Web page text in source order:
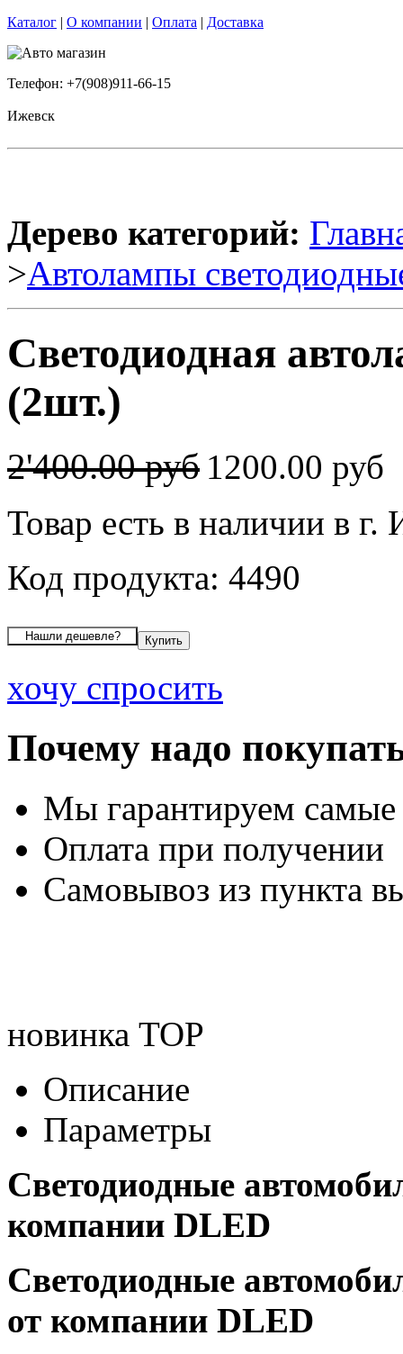
Каталог | О компании | Оплата | Доставка
Телефон: +7(908)911-66-15
Ижевск
Дерево категорий:
>Автолампы
Светодиодная
(2шт.)
2'400.00 руб 1200.00 руб
Товар есть в наличии в г.
Код продукта: 4490
хочу спросить
Почему надо
Мы гарантируем
Оплата при получении
Самовывоз из пункта
новинка TOP
Описание
Параметры
Светодиодные
компании DLED
Светодиодные
от компании DLED